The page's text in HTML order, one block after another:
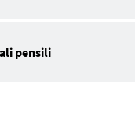
pensili